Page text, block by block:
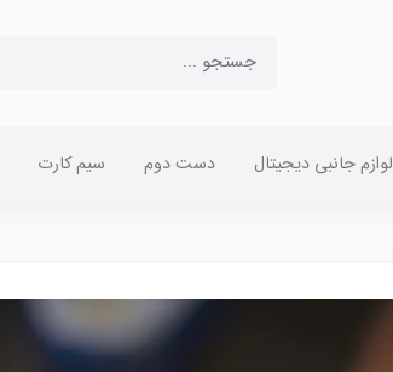
لوازم جانبی دیجیتال دست دوم سیم کارت